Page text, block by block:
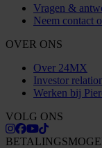
Vragen &
Neem contact
OVER ONS
Over 24MX
Investor
Werken bij
VOLG ONS